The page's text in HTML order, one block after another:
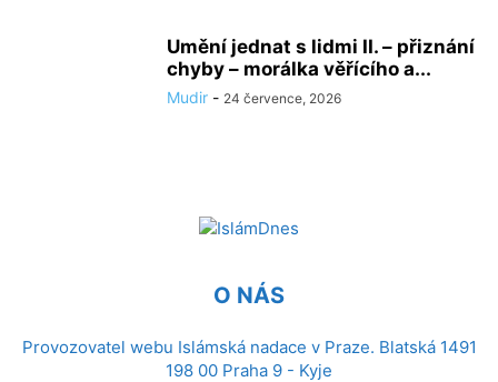
Umění jednat s lidmi II. – přiznání
chyby – morálka věřícího a...
Mudir - 24 července, 2026
O NÁS
Provozovatel webu Islámská nadace v Praze. Blatská 1491
198 00 Praha 9 - Kyje